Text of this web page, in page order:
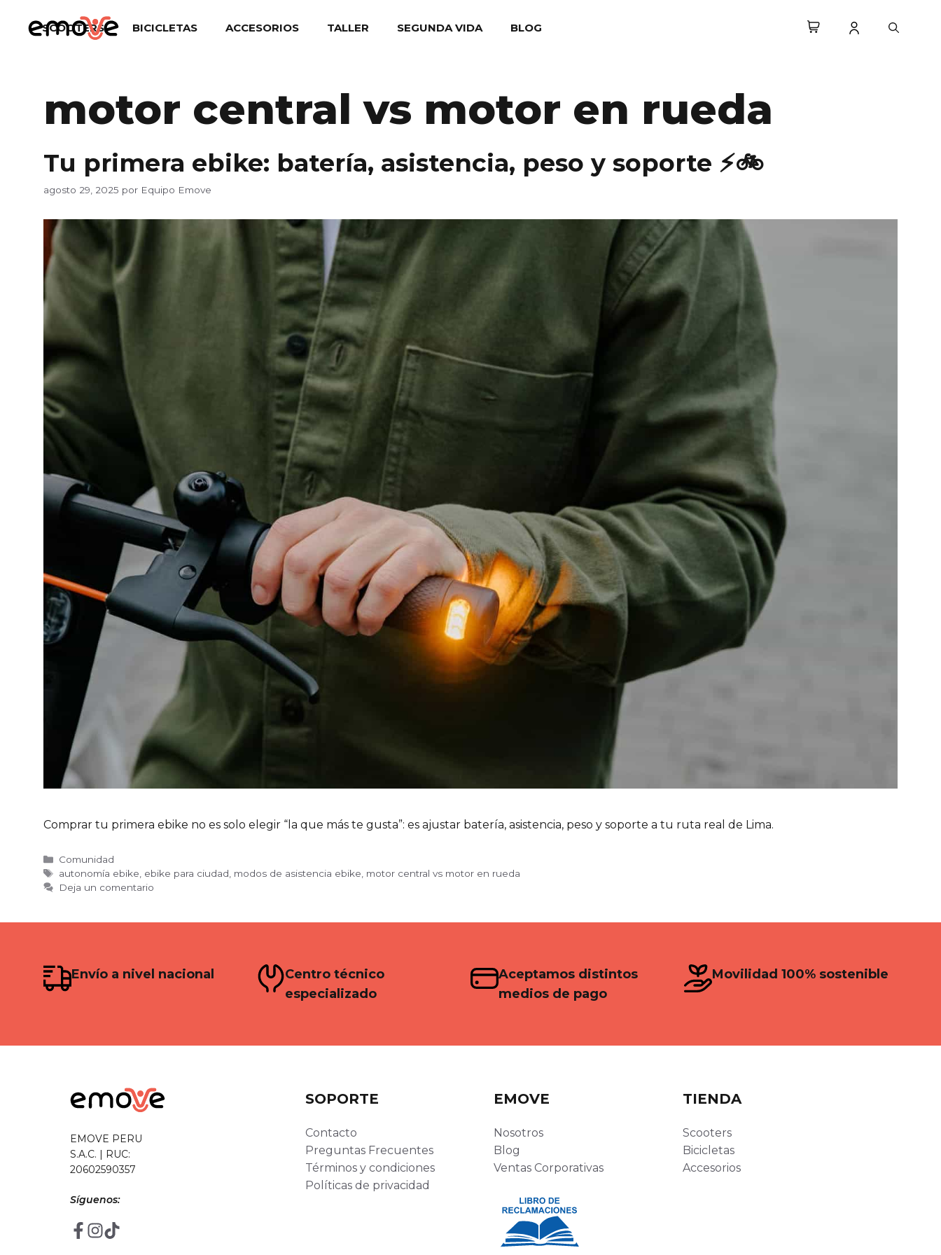
SCOOTERS BICICLETAS ACCESORIOS TALLER SEGUNDA VIDA BLOG
motor central vs motor en rueda
Tu primera ebike: batería, asistencia, peso y soporte ⚡🚲
agosto 29, 2025 por Equipo Emove
Comprar tu primera ebike no es solo elegir “la que más te gusta”: es ajustar batería, asistencia, peso y soporte a tu ruta real de Lima.
Categorías
Comunidad
Etiquetas
autonomía ebike, ebike para ciudad, modos de asistencia ebike, motor central vs motor en rueda
Deja un comentario
Envío a nivel nacional
Centro técnico
especializado
Aceptamos distintos
medios de pago
Movilidad 100% sostenible
EMOVE PERU
S.A.C. | RUC:
20602590357
Síguenos:
SOPORTE
Contacto
Preguntas Frecuentes
Términos y condiciones
Políticas de privacidad
EMOVE
Nosotros
Blog
Ventas Corporativas
TIENDA
Scooters
Bicicletas
Accesorios